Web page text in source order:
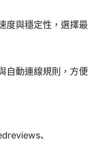
度與穩定性，選擇最
自動連線規則，方便
、